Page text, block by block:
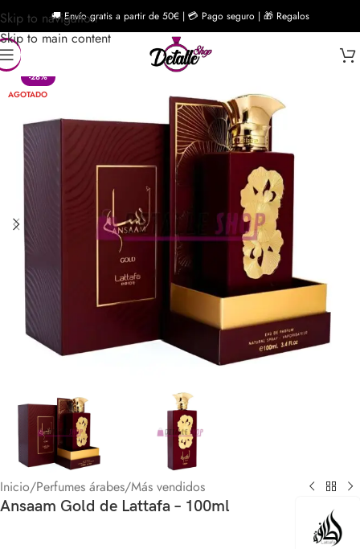
Skip to navigation
Skip to main content
🚚 Envío gratis a partir de 50€ | 💳 Pago seguro | 🎁 Regalos
-28%
AGOTADO
Inicio/Perfumes árabes/Más vendidos
Ansaam Gold de Lattafa – 100ml